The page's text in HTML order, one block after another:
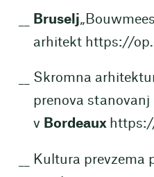
Bruselj
arhitekt https://
Skromna
prenova stanovanj
v Bordeaux
Kultura prevzema